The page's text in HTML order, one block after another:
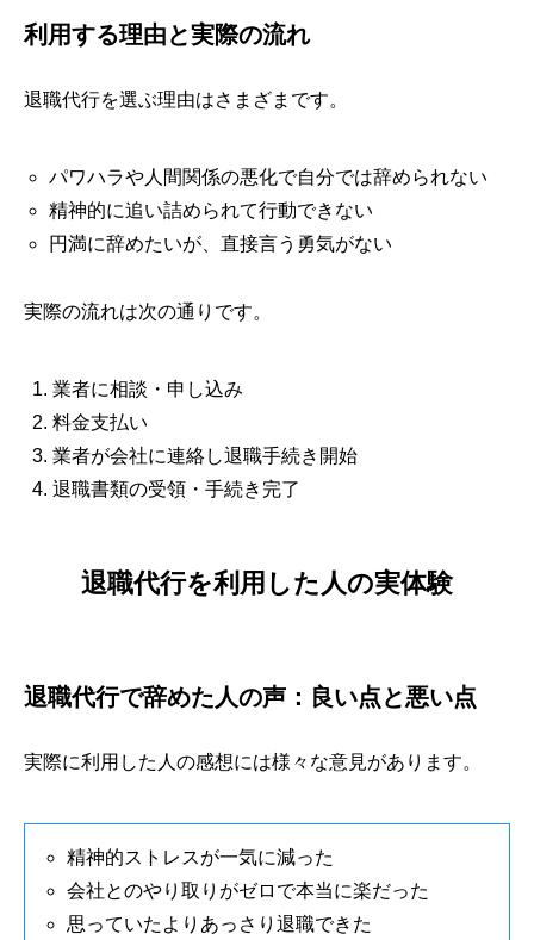
利用する理由と実際の流れ
退職代行を選ぶ理由はさまざまです。
パワハラや人間関係の悪化で自分では辞められない
精神的に追い詰められて行動できない
円満に辞めたいが、直接言う勇気がない
実際の流れは次の通りです。
業者に相談・申し込み
料金支払い
業者が会社に連絡し退職手続き開始
退職書類の受領・手続き完了
退職代行を利用した人の実体験
退職代行で辞めた人の声：良い点と悪い点
実際に利用した人の感想には様々な意見があります。
精神的ストレスが一気に減った
会社とのやり取りがゼロで本当に楽だった
思っていたよりあっさり退職できた